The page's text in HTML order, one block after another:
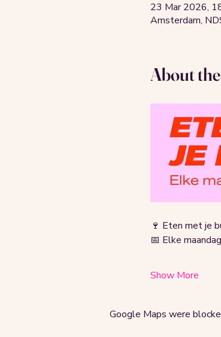
23 Mar 2026,
Amsterdam,
About
🍷 Eten met je
📅 Elke
Show More
Google Maps were